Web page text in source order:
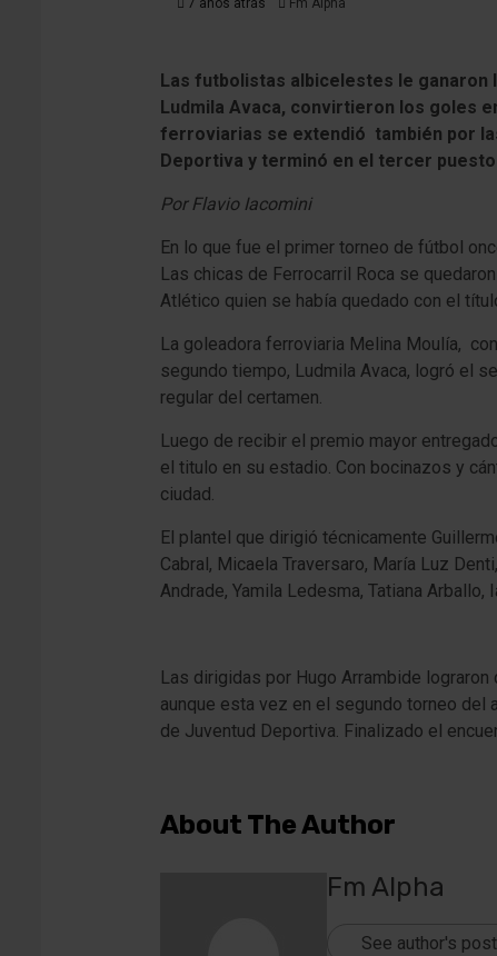
7 años atrás Fm Alpha
Las futbolistas albicelestes le ganaron
Ludmila Avaca, convirtieron los goles
ferroviarias se extendió también por
Deportiva y terminó en el tercer
Por Flavio Iacomini
En lo que fue el primer torneo de fútbol
Las chicas de Ferrocarril Roca se
Atlético quien se había quedado con el
La goleadora ferroviaria Melina Moulía,
segundo tiempo, Ludmila Avaca, logró el
regular del certamen.
Luego de recibir el premio mayor
el titulo en su estadio. Con bocinazos y
ciudad.
El plantel que dirigió técnicamente
Cabral, Micaela Traversaro, María Luz
Andrade, Yamila Ledesma, Tatiana Arballo,
Las dirigidas por Hugo Arrambide
aunque esta vez en el segundo torneo del
de Juventud Deportiva. Finalizado el
About The Author
Fm Alpha
See author's